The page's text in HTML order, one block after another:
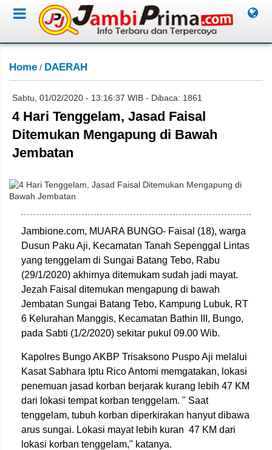
Home / DAERAH
Sabtu, 01/02/2020 - 13:16:37 WIB - Dibaca: 1861
4 Hari Tenggelam, Jasad Faisal
Ditemukan Mengapung di Bawah
Jembatan
Jambione.com, MUARA BUNGO- Faisal (18), warga
Dusun Paku Aji, Kecamatan Tanah Sepenggal Lintas
yang tenggelam di Sungai Batang Tebo, Rabu
(29/1/2020) akhirnya ditemukam sudah jadi mayat.
Jezah Faisal ditemukan mengapung di bawah
Jembatan Sungai Batang Tebo, Kampung Lubuk, RT
6 Kelurahan Manggis, Kecamatan Bathin III, Bungo,
pada Sabti (1/2/2020) sekitar pukul 09.00 Wib.
Kapolres Bungo AKBP Trisaksono Puspo Aji melalui
Kasat Sabhara Iptu Rico Antomi memgatakan, lokasi
penemuan jasad korban berjarak kurang lebih 47 KM
dari lokasi tempat korban tenggelam. " Saat
tenggelam, tubuh korban diperkirakan hanyut dibawa
arus sungai. Lokasi mayat lebih kuran 47 KM dari
lokasi korban tenggelam," katanya.